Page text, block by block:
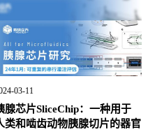
03-11
腺芯片SliceChip：一种用于
类和啮齿动物胰腺切片的器官